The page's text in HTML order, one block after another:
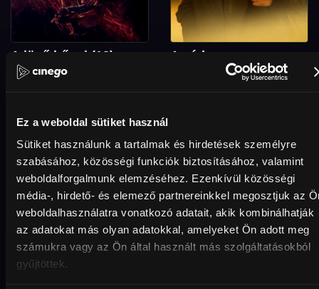
Ez a weboldal sütiket használ
Sütiket használunk a tartalmak és hirdetések személyre
szabásához, közösségi funkciók biztosításához, valamint
weboldalforgalmunk elemzéséhez. Ezenkívül közösségi
média-, hirdető- és elemező partnereinkkel megosztjuk az
weboldalhasználatra vonatkozó adatait, akik kombinálhatják
az adatokat más olyan adatokkal, amelyeket Ön adott meg
számukra vagy az Ön által használt más szolgáltatásokból
gyűjtöttek.
A jövő bűnei (18) A vád